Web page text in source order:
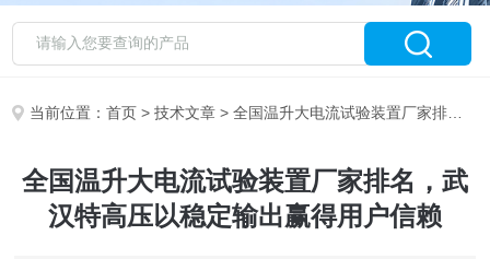
当前位置：首页 >技术文章 > 全国温升大电流试验装置厂家排名，武汉特高压以稳定输出赢得用户信赖
全国温升大电流试验装置厂家排名，武
汉特高压以稳定输出赢得用户信赖